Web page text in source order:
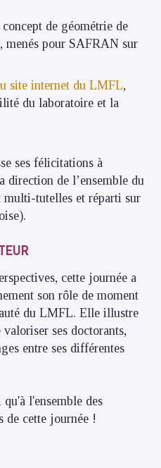
de géométrie de
menés pour SAFRAN sur
site internet du LMFL,
du laboratoire et la
ses félicitations à
de l’ensemble du
tutelles et réparti sur
cette journée a
son rôle de moment
du LMFL. Elle illustre
ses doctorants,
entre ses différentes
l'ensemble des
de cette journée !